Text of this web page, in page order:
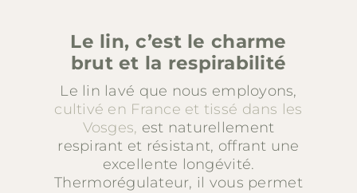
Le lin, c’est le charme
brut et la respirabilité
Le lin lavé que nous employons,
cultivé en France et tissé dans les
Vosges, est naturellement
respirant et résistant, offrant une
excellente longévité.
Thermorégulateur, il vous permet